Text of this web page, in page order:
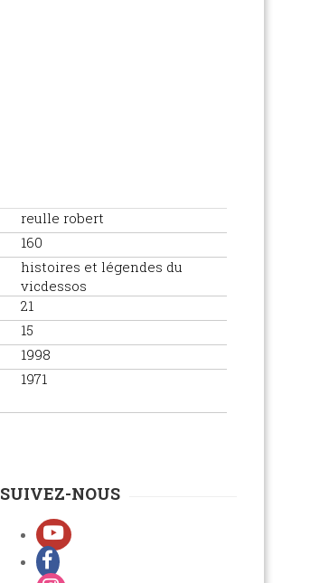
reulle robert
160
histoires et légendes du
vicdessos
21
15
1998
1971
SUIVEZ-NOUS